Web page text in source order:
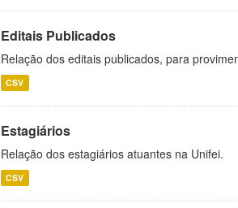
Editais Publicados
Relação dos editais publicados, para
CSV
Estagiários
Relação dos estagiários atuantes na Unifei.
CSV